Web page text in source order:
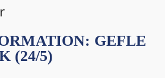
GEFLE
(24/5)